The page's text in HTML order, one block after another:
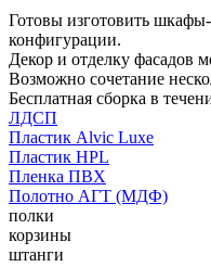
Готовы изготовить
конфигурации.
Декор и отделку фасадов
Возможно сочетание
Бесплатная сборка в
ЛДСП
Пластик Alvic Luxe
Пластик HPL
Пленка ПВХ
Полотно АГТ (МДФ)
полки
корзины
штанги